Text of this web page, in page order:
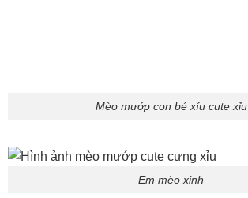
Mèo mướp con bé xíu cute xỉu
Em mèo xinh